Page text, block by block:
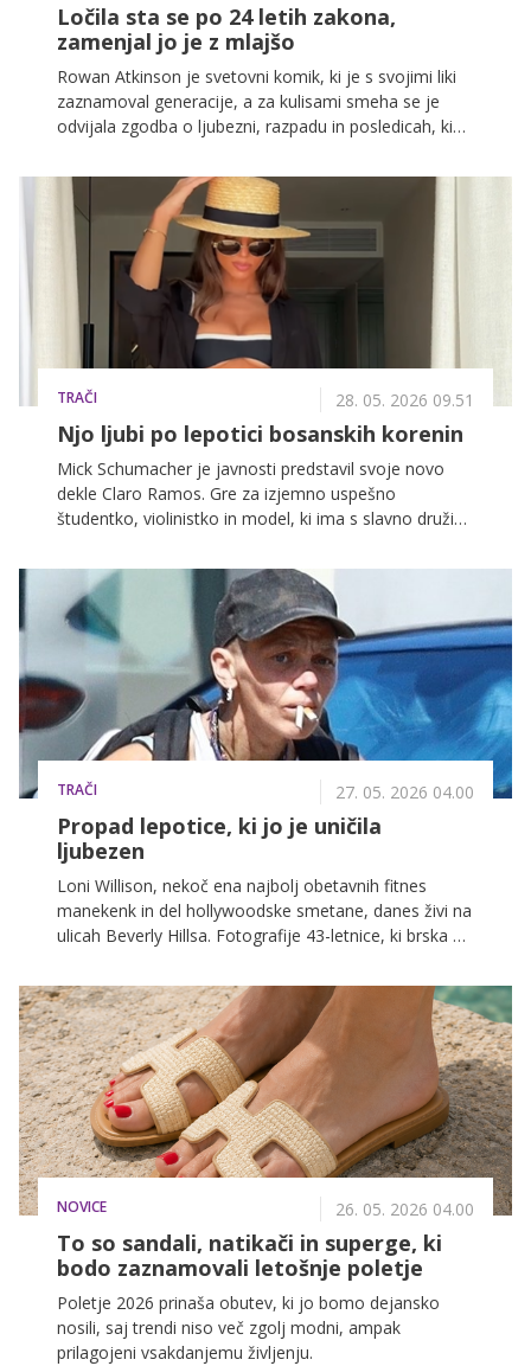
Ločila sta se po 24 letih zakona,
zamenjal jo je z mlajšo
Rowan Atkinson je svetovni komik, ki je s svojimi liki
zaznamoval generacije, a za kulisami smeha se je
odvijala zgodba o ljubezni, razpadu in posledicah, ki
TRAČI 28. 05. 2026 09.51
Njo ljubi po lepotici bosanskih korenin
Mick Schumacher je javnosti predstavil svoje novo
dekle Claro Ramos. Gre za izjemno uspešno
študentko, violinistko in model, ki ima s slavno družino
TRAČI 27. 05. 2026 04.00
Propad lepotice, ki jo je uničila
ljubezen
Loni Willison, nekoč ena najbolj obetavnih fitnes
manekenk in del hollywoodske smetane, danes živi na
ulicah Beverly Hillsa. Fotografije 43-letnice, ki brska po
svetovno javnost.
NOVICE 26. 05. 2026 04.00
To so sandali, natikači in superge, ki
bodo zaznamovali letošnje poletje
Poletje 2026 prinaša obutev, ki jo bomo dejansko
nosili, saj trendi niso več zgolj modni, ampak
prilagojeni vsakdanjemu življenju.